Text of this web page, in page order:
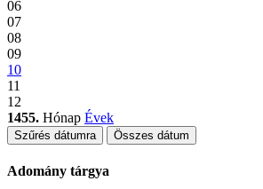
06
07
08
09
10
11
12
1455. Hónap Évek
Szűrés dátumra Összes dátum
Adomány tárgya